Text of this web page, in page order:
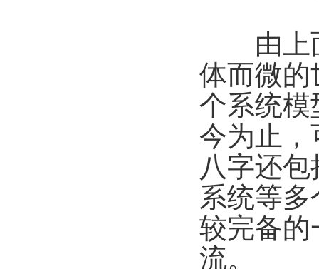
由上面
体而微的
个系统模
今为止
八字还
系统等
较完备的
流。